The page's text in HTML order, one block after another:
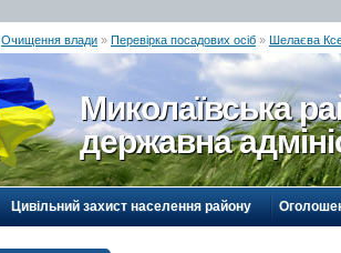
Очищення влади » Перевірка посадових осіб » Шелаєва
Миколаївська
державна
Цивільний захист населення району